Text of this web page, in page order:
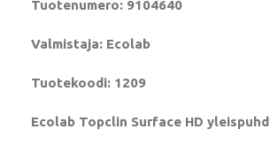
Tuotenumero: 9104640
Valmistaja: Ecolab
Tuotekoodi: 1209
Ecolab Topclin Surface HD